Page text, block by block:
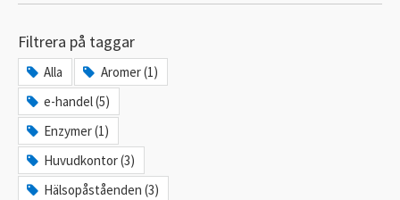
Filtrera på taggar
Alla
Aromer (1)
e-handel (5)
Enzymer (1)
Huvudkontor (3)
Hälsopåståenden (3)